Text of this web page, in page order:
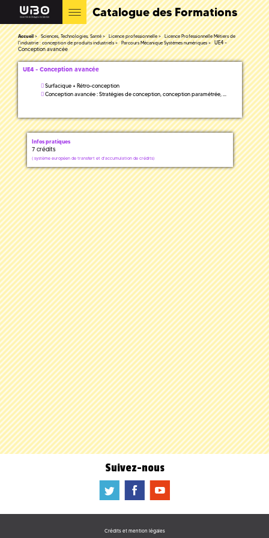
Catalogue des Formations
Accueil Sciences, Technologies, Santé Licence professionnelle
Licence Professionnelle Métiers de
l'industrie : conception de produits industriels
Parcours Mécanique Systèmes numériques
UE4 -
Conception avancée
UE4 - Conception avancée
Surfacique + Rétro-conception
Conception avancée : Stratégies de conception, conception paramétrée, ...
Infos pratiques
7 crédits
( système européen de transfert et d'accumulation de crédits)
Suivez-nous
a b f
Crédits et mention légales